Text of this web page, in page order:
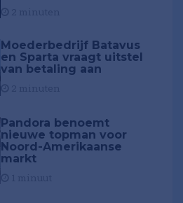
Moederbedrijf Batavus
en Sparta vraagt uitstel
van betaling aan
Pandora benoemt
nieuwe topman voor
Noord-Amerikaanse
markt